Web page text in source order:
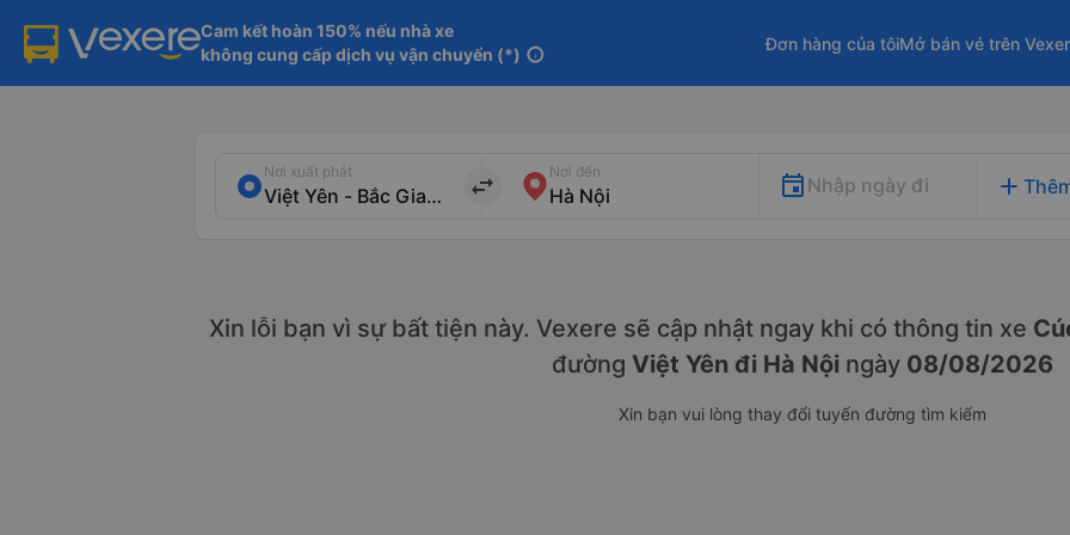
Cam kết hoàn 150% nếu nhà xe
không cung cấp dịch vụ vận chuyển (*) info
Đơn hàng của tôiMở bán vé trên
Nơi xuất phát
import_export
Nơi đến
Nhập ngày đi add
Xin lỗi bạn vì sự bất tiện này. Vexere sẽ cập nhật ngay khi có thông tin xe
đường Việt Yên đi Hà Nội ngày 08/08/2026
Xin bạn vui lòng thay đổi tuyến đường tìm kiếm